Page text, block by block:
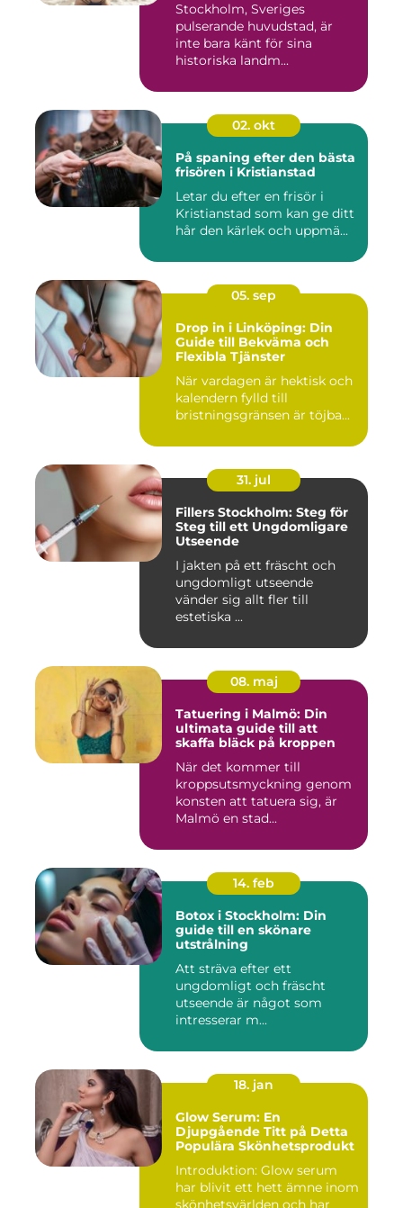
Stockholm, Sveriges
pulserande huvudstad, är
inte bara känt för sina
historiska landm...
02. okt
På spaning efter den bästa
frisören i Kristianstad
Letar du efter en frisör i
Kristianstad som kan ge ditt
hår den kärlek och uppmä...
05. sep
Drop in i Linköping: Din
Guide till Bekväma och
Flexibla Tjänster
När vardagen är hektisk och
kalendern fylld till
bristningsgränsen är töjba...
31. jul
Fillers Stockholm: Steg för
Steg till ett Ungdomligare
Utseende
I jakten på ett fräscht och
ungdomligt utseende
vänder sig allt fler till
estetiska ...
08. maj
Tatuering i Malmö: Din
ultimata guide till att
skaffa bläck på kroppen
När det kommer till
kroppsutsmyckning genom
konsten att tatuera sig, är
Malmö en stad...
14. feb
Botox i Stockholm: Din
guide till en skönare
utstrålning
Att sträva efter ett
ungdomligt och fräscht
utseende är något som
intresserar m...
18. jan
Glow Serum: En
Djupgående Titt på Detta
Populära Skönhetsprodukt
Introduktion: Glow serum
har blivit ett hett ämne inom
skönhetsvärlden och har